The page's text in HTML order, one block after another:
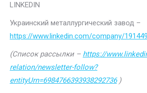
LINKEDIN
Украинский металлургический завод –
https://www.linkedin.com/company/
(Список рассылки – https://
relation/newsletter-follow?
entityUrn=6984766393938292736)